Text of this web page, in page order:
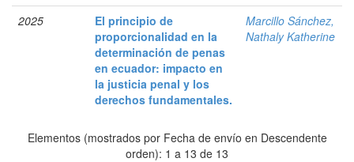
2025
El principio de
proporcionalidad en la
determinación de penas
en ecuador: impacto en
la justicia penal y los
derechos fundamentales.
Marcillo Sánchez,
Nathaly Katherine
Elementos (mostrados por Fecha de envío en Descendente
orden): 1 a 13 de 13